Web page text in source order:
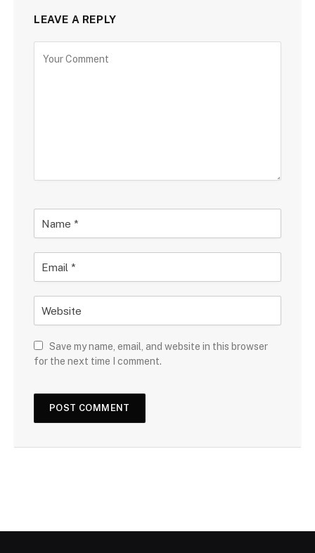
LEAVE A REPLY
Save my name, email, and website in this browser
for the next time I comment.